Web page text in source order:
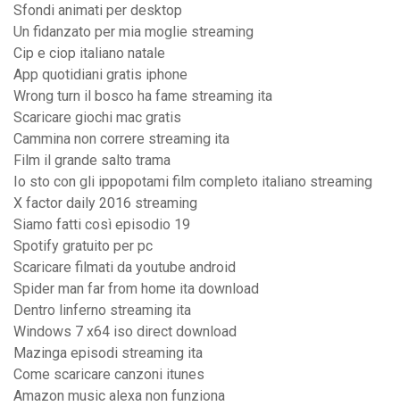
Sfondi animati per desktop
Un fidanzato per mia moglie streaming
Cip e ciop italiano natale
App quotidiani gratis iphone
Wrong turn il bosco ha fame streaming ita
Scaricare giochi mac gratis
Cammina non correre streaming ita
Film il grande salto trama
Io sto con gli ippopotami film completo italiano streaming
X factor daily 2016 streaming
Siamo fatti così episodio 19
Spotify gratuito per pc
Scaricare filmati da youtube android
Spider man far from home ita download
Dentro linferno streaming ita
Windows 7 x64 iso direct download
Mazinga episodi streaming ita
Come scaricare canzoni itunes
Amazon music alexa non funziona